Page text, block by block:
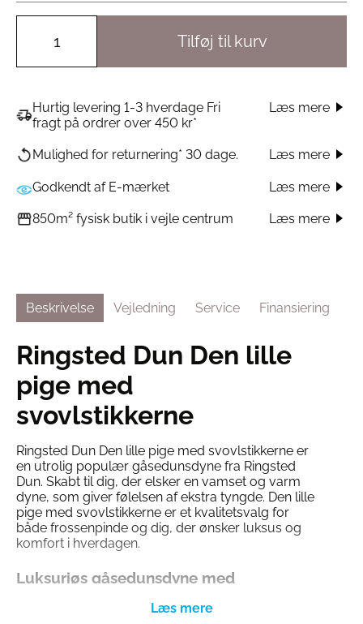
Tilføj til kurv
Hurtig levering 1-3 hverdage Fri
fragt på ordrer over 450 kr*
Læs mere
Mulighed for returnering* 30 dage. Læs mere
Godkendt af E-mærket Læs mere
850m² fysisk butik i vejle centrum Læs mere
Beskrivelse Vejledning Service Finansiering
Ringsted Dun Den lille
pige med
svovlstikkerne
Ringsted Dun Den lille pige med svovlstikkerne er
en utrolig populær gåsedunsdyne fra Ringsted
Dun. Skabt til dig, der elsker en vamset og varm
dyne, som giver følelsen af ekstra tyngde. Den lille
pige med svovlstikkerne er et kvalitetsvalg for
både frossenpinde og dig, der ønsker luksus og
komfort i hverdagen.
Luksuriøs gåsedunsdyne med